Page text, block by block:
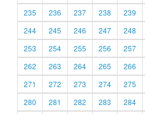
235
236 237 238 239
244
245 246 247 248
253
254 255 256 257
262
263 264 265 266
271
272 273 274 275
280
281 282 283 284